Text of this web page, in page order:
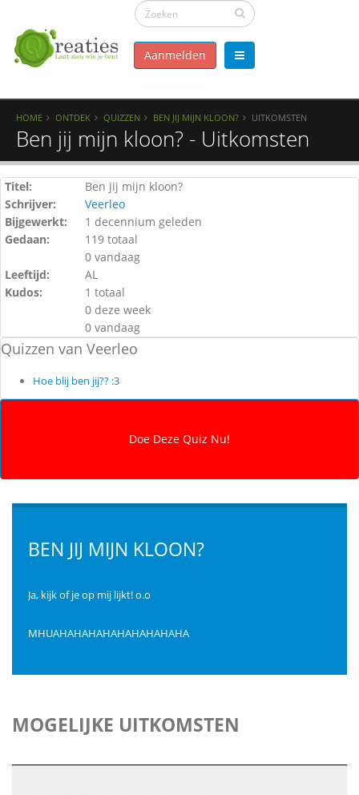
Aanmelden
HOME ONTDEK QUIZZEN BEN JIJ MIJN KLOON? UITKOMSTEN
Ben jij mijn kloon? - Uitkomsten
Titel:
Ben jij mijn kloon?
Schrijver:
Veerleo
Bijgewerkt:
1 decennium geleden
Gedaan:
119 totaal
0 vandaag
Leeftijd:
AL
Kudos:
1 totaal
0 deze week
0 vandaag
Quizzen van Veerleo
Hoe blij ben jij?? :3
BEN JIJ MIJN KLOON?
Ja, kijk of je op mij lijkt! o.o
MHUAHAHAHAHAHAHAHAHAHA
MOGELIJKE UITKOMSTEN